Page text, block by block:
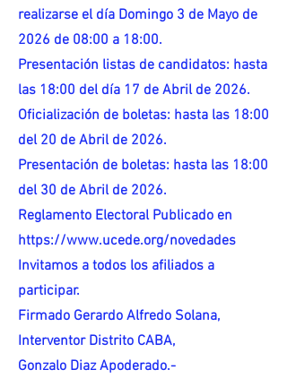
realizarse el día Domingo 3 de Mayo de
2026 de 08:00 a 18:00.
Presentación listas de candidatos: hasta
las 18:00 del día 17 de Abril de 2026.
Oficialización de boletas: hasta las 18:00
del 20 de Abril de 2026.
Presentación de boletas: hasta las 18:00
del 30 de Abril de 2026.
Reglamento Electoral Publicado en
https://www.ucede.org/novedades
Invitamos a todos los afiliados a
participar.
Firmado Gerardo Alfredo Solana,
Interventor Distrito CABA,
Gonzalo Diaz Apoderado.-